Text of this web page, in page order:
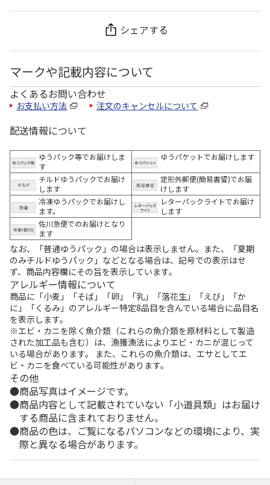
シェアする
マークや記載内容について
よくあるお問い合わせ
お支払い方法 注文のキャンセルについて
配送情報について
ゆうパック等でお届けしま
す
ゆうパケットでお届けします
チルドゆうパックでお届け
します
定形外郵便(簡易書留)でお届
けします
冷凍ゆうパックでお届けし
ます。
レターパックライトでお届け
します
佐川急便でのお届けとなり
ます
なお、「普通ゆうパック」の場合は表示しません。また、「夏期
のみチルドゆうパック」などとなる場合は、記号での表示はせ
ず、商品内容欄にその旨を表示しています。
アレルギー情報について
商品に「小麦」「そば」「卵」「乳」「落花生」「えび」「か
に」「くるみ」のアレルギー特定8品目を含んでいる場合に品目名
を表示します。
※エビ・カニを除く魚介類（これらの魚介類を原材料として製造
された加工品も含む）は、漁獲漁法によりエビ・カニが混じって
いる場合があります。 また、これらの魚介類は、エサとしてエ
ビ・カニを食べている可能性があります。
その他
商品写真はイメージです。
商品内容として記載されていない「小道具類」はお届け
する商品に含まれておりません。
商品の色は、ご覧になるパソコンなどの環境により、実
際と異なる場合があります。